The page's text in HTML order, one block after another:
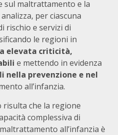
sul maltrattamento e la
per ciascuna
rischio e servizi di
le regioni in
elevata criticità,
e mettendo in evidenza
prevenzione e nel
all’infanzia.
risulta che la regione
complessiva di
all’infanzia è